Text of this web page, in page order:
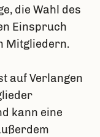
die Wahl des
Einspruch
Mitgliedern.
auf Verlangen
kann eine